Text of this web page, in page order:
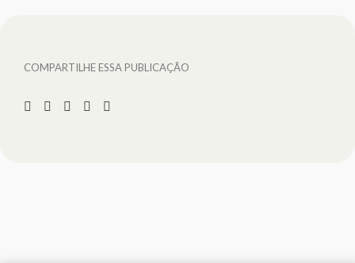
COMPARTILHE ESSA PUBLICAÇÃO